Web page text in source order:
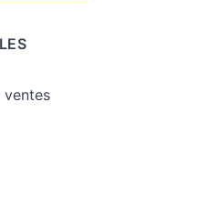
ventes